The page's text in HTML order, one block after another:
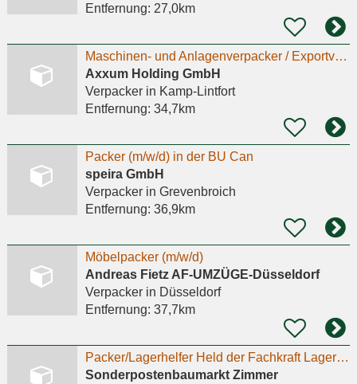
Entfernung: 27,0km
Maschinen- und Anlagenverpacker / Exportverpacker (m/w/d)
Axxum Holding GmbH
Verpackerin Kamp-Lintfort
Entfernung: 34,7km
Packer (m/w/d) in der BU Can
speira GmbH
Verpackerin Grevenbroich
Entfernung: 36,9km
Möbelpacker (m/w/d)
Andreas Fietz AF-UMZÜGE-Düsseldorf
Verpackerin Düsseldorf
Entfernung: 37,7km
Packer/Lagerhelfer Held der Fachkraft Lagerlogistik (m/w/d)
Sonderpostenbaumarkt Zimmer